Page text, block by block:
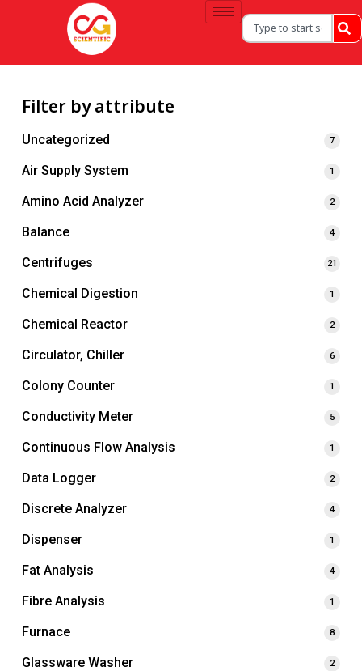
Filter by attribute
Uncategorized 7
Air Supply System 1
Amino Acid Analyzer 2
Balance 4
Centrifuges 21
Chemical Digestion 1
Chemical Reactor 2
Circulator, Chiller 6
Colony Counter 1
Conductivity Meter 5
Continuous Flow Analysis 1
Data Logger 2
Discrete Analyzer 4
Dispenser 1
Fat Analysis 4
Fibre Analysis 1
Furnace 8
Glassware Washer 2